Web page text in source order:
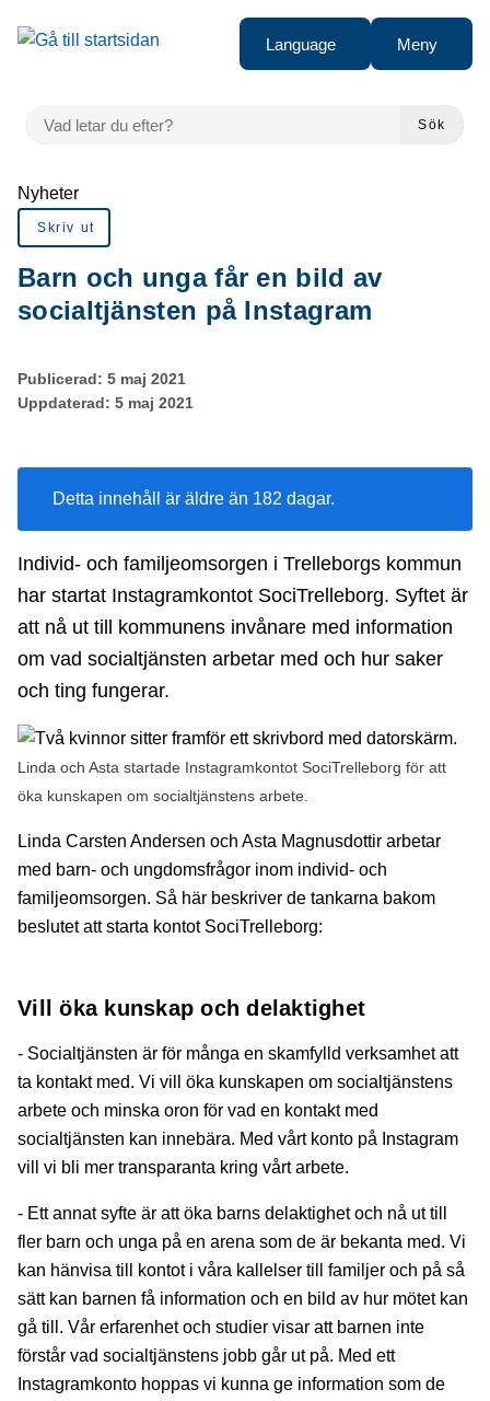
Gå till innehåll
Language Meny
VAD LETAR DU EFTER?
Sök
Du är här:
Nyheter
Skriv ut
Barn och unga får en bild av
socialtjänsten på Instagram
Publicerad: 5 maj 2021
Uppdaterad: 5 maj 2021
Detta innehåll är äldre än 182 dagar.
Individ- och familjeomsorgen i Trelleborgs kommun
har startat Instagramkontot SociTrelleborg. Syftet är
att nå ut till kommunens invånare med information
om vad socialtjänsten arbetar med och hur saker
och ting fungerar.
Linda och Asta startade Instagramkontot SociTrelleborg för att
öka kunskapen om socialtjänstens arbete.
Linda Carsten Andersen och Asta Magnusdottir arbetar
med barn- och ungdomsfrågor inom individ- och
familjeomsorgen. Så här beskriver de tankarna bakom
beslutet att starta kontot SociTrelleborg:
Vill öka kunskap och delaktighet
- Socialtjänsten är för många en skamfylld verksamhet att
ta kontakt med. Vi vill öka kunskapen om socialtjänstens
arbete och minska oron för vad en kontakt med
socialtjänsten kan innebära. Med vårt konto på Instagram
vill vi bli mer transparanta kring vårt arbete.
- Ett annat syfte är att öka barns delaktighet och nå ut till
fler barn och unga på en arena som de är bekanta med. Vi
kan hänvisa till kontot i våra kallelser till familjer och på så
sätt kan barnen få information och en bild av hur mötet kan
gå till. Vår erfarenhet och studier visar att barnen inte
förstår vad socialtjänstens jobb går ut på. Med ett
Instagramkonto hoppas vi kunna ge information som de